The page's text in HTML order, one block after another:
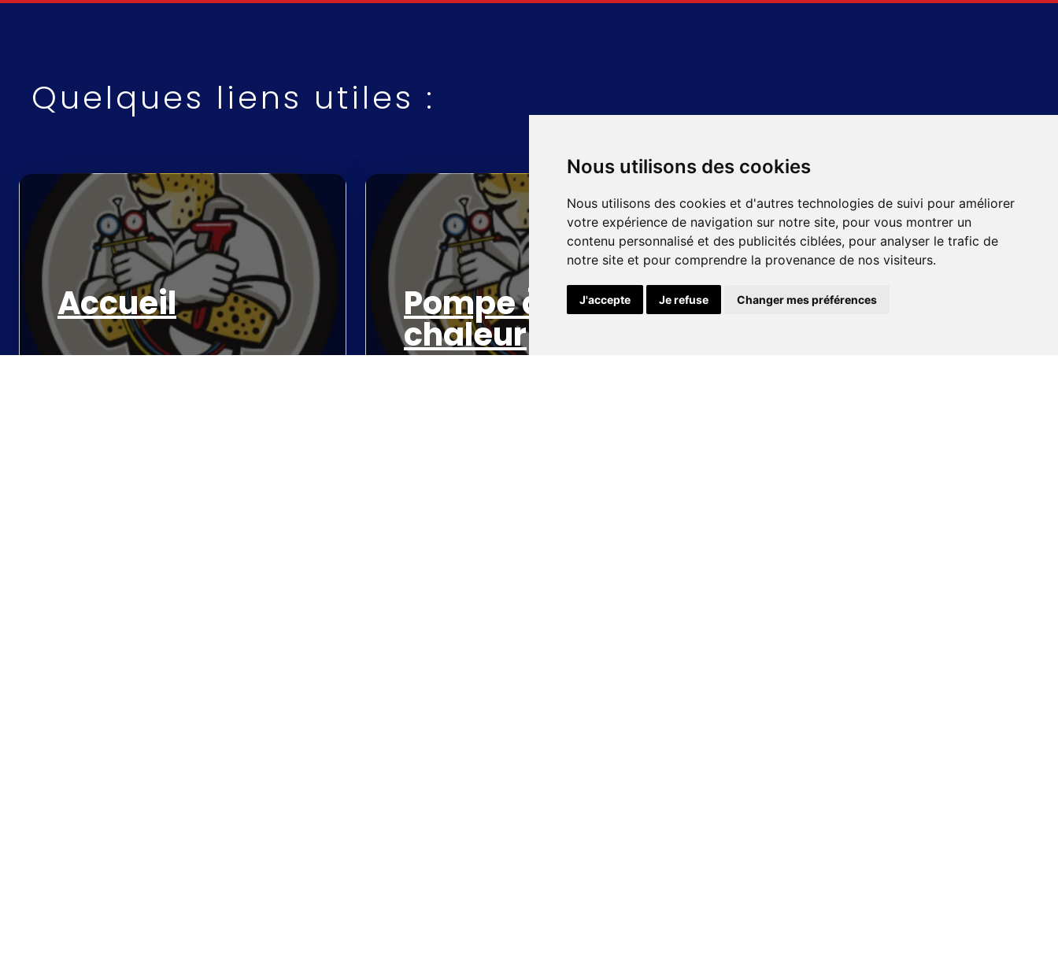
Nous utilisons des cookies
Nous utilisons des cookies et d'autres technologies de suivi pour améliorer
votre expérience de navigation sur notre site, pour vous montrer un
contenu personnalisé et des publicités ciblées, pour analyser le trafic de
notre site et pour comprendre la provenance de nos visiteurs.
J'accepte Je refuse Changer mes préférences
Quelques liens utiles :
Accueil Pompe à
chaleur
Plomberie